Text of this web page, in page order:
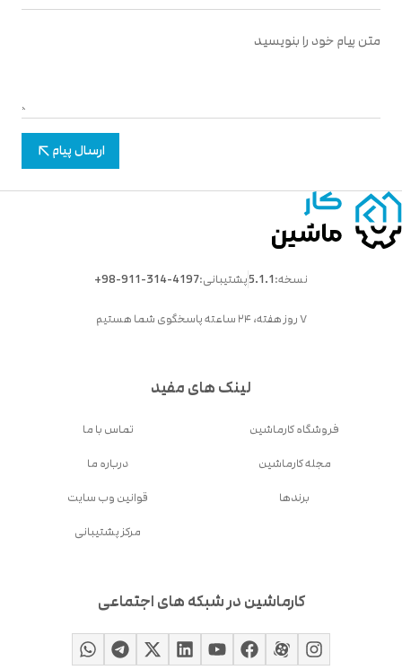
ارسال پیام
نسخه:5.1.1پشتیبانی:+98-911-314-4197
۷ روز هفته، ۲۴ ساعته پاسخگوی شما هستیم
لینک های مفید
فروشگاه کارماشین
مجله کارماشین
برندها
تماس با ما
درباره ما
قوانین وب سایت
مرکز پشتیبانی
کارماشین در شبکه های اجتماعی